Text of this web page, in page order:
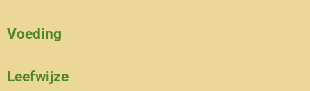
Voeding
Leefwijze